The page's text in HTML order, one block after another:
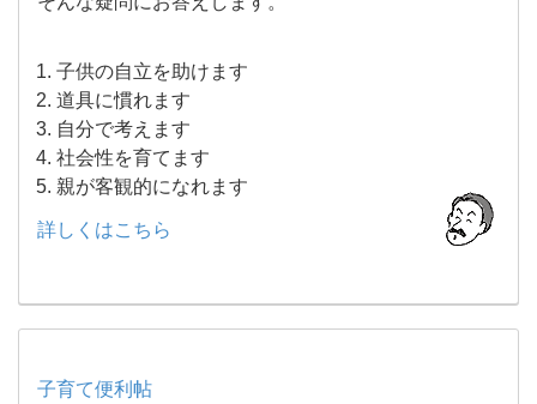
子供の自立を助けます
道具に慣れます
自分で考えます
社会性を育てます
親が客観的になれます
詳しくはこちら
子育て便利帖